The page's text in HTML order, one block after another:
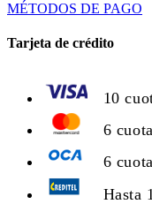
MÉTODOS DE PAGO
Tarjeta de crédito
10
6
6
Hasta